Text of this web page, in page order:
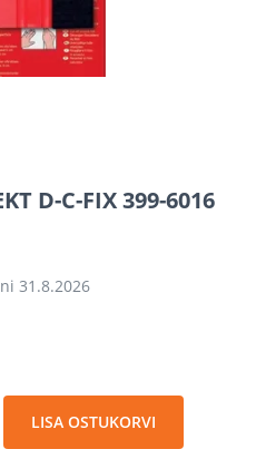
D-C-FIX 399-6016
31.8.2026
LISA OSTUKORVI